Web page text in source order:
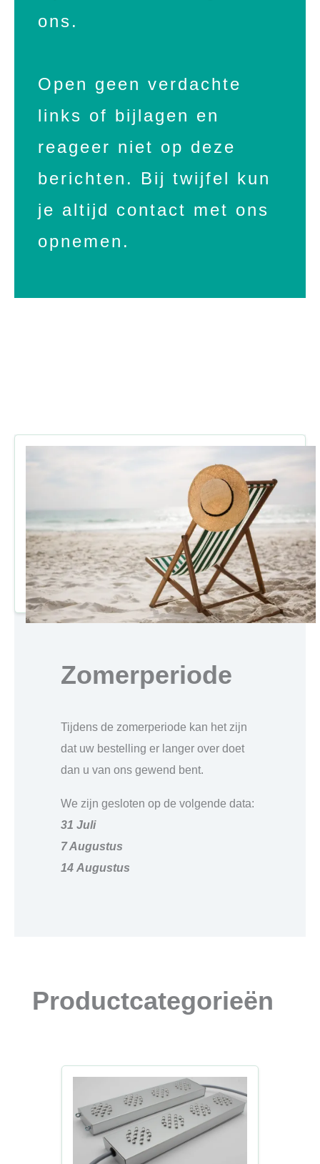
ons.
Open geen verdachte
links of bijlagen en
reageer niet op deze
berichten. Bij twijfel kun
je altijd contact met ons
opnemen.
Zomerperiode
Tijdens de zomerperiode kan het zijn
dat uw bestelling er langer over doet
dan u van ons gewend bent.
We zijn gesloten op de volgende data:
31 Juli
7 Augustus
14 Augustus
Productcategorieën